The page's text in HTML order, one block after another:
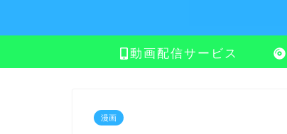
動画配信サービス
漫画